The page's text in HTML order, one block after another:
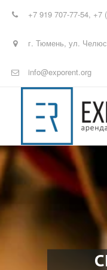
+7 919 707-77-54, +7
г. Тюмень, ул.
info@exporent.org